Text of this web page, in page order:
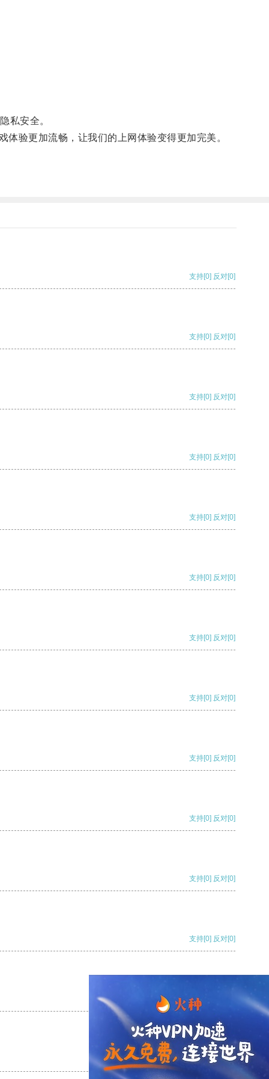
私安全。
验更加流畅，让我们的上网体验变得更加完美。
支持[0] 反对[0]
支持[0] 反对[0]
支持[0] 反对[0]
支持[0] 反对[0]
支持[0] 反对[0]
支持[0] 反对[0]
支持[0] 反对[0]
支持[0] 反对[0]
支持[0] 反对[0]
支持[0] 反对[0]
支持[0] 反对[0]
支持[0] 反对[0]
支持
支持[0] 反对[0]